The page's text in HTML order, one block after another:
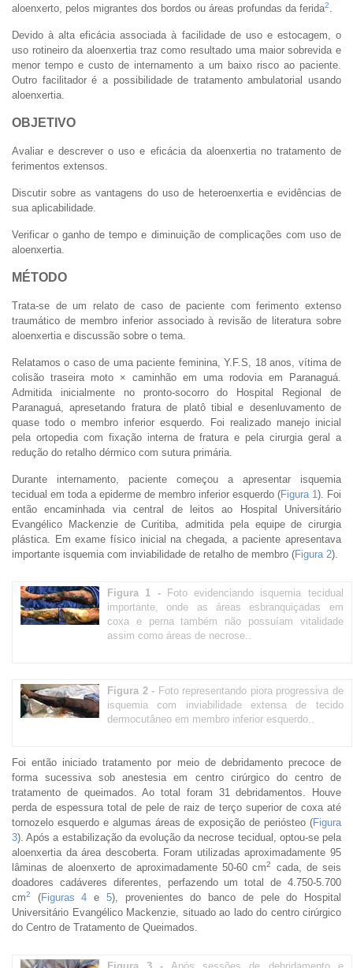
aloenxerto, pelos migrantes dos bordos ou áreas profundas da ferida2
Devido à alta eficácia associada à facilidade de uso e estocagem, o
uso rotineiro da aloenxertia traz como resultado uma maior sobrevida e
menor tempo e custo de internamento a um baixo risco ao paciente.
Outro facilitador é a possibilidade de tratamento ambulatorial usando
aloenxertia.
OBJETIVO
Avaliar e descrever o uso e eficácia da aloenxertia no tratamento de
ferimentos extensos.
Discutir sobre as vantagens do uso de heteroenxertia e evidências de
sua aplicabilidade.
Verificar o ganho de tempo e diminuição de complicações com uso de
aloenxertia.
MÉTODO
Trata-se de um relato de caso de paciente com ferimento extenso
traumático de membro inferior associado à revisão de literatura sobre
aloenxertia e discussão sobre o tema.
Relatamos o caso de uma paciente feminina, Y.F.S, 18 anos, vítima de
colisão traseira moto × caminhão em uma rodovia em Paranaguá.
Admitida inicialmente no pronto-socorro do Hospital Regional de
Paranaguá, apresetando fratura de platô tibial e desenluvamento de
quase todo o membro inferior esquerdo. Foi realizado manejo inicial
pela ortopedia com fixação interna de fratura e pela cirurgia geral a
redução do retalho dérmico com sutura primária.
Durante internamento, paciente começou a apresentar isquemia
tecidual em toda a epiderme de membro inferior esquerdo (Figura 1 ). Foi
então encaminhada via central de leitos ao Hospital Universitário
Evangélico Mackenzie de Curitiba, admitida pela equipe de cirurgia
plástica. Em exame físico inicial na chegada, a paciente apresentava
importante isquemia com inviabilidade de retalho de membro (Figura 2).
Figura 1 -
Foto evidenciando isquemia tecidual
importante, onde as áreas esbranquiçadas em
coxa e perna também não possuíam vitalidade
assim como áreas de necrose..
Figura 2 - Foto representando piora progressiva de
isquemia com inviabilidade extensa de tecido
dermocutâneo em membro inferior esquerdo..
Foi então iniciado tratamento por meio de debridamento precoce de
forma sucessiva sob anestesia em centro cirúrgico do centro de
tratamento de queimados. Ao total foram 31 debridamentos. Houve
perda de espessura total de pele de raiz de terço superior de coxa até
tornozelo esquerdo e algumas áreas de exposição de periósteo (Figura
3). Após a estabilização da evolução da necrose tecidual, optou-se pela
aloenxertia da área descoberta. Foram utilizadas aproximadamente 95
lâminas de aloenxerto de aproximadamente 50-60 cm2
cada, de seis
doadores cadáveres diferentes, perfazendo um total de 4.750-5.700
cm2 (Figuras 4 e 5), provenientes do banco de pele do Hospital
Universitário Evangélico Mackenzie, situado ao lado do centro cirúrgico
do Centro de Tratamento de Queimados.